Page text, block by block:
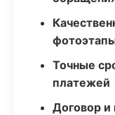
Точные
платежей
Договор